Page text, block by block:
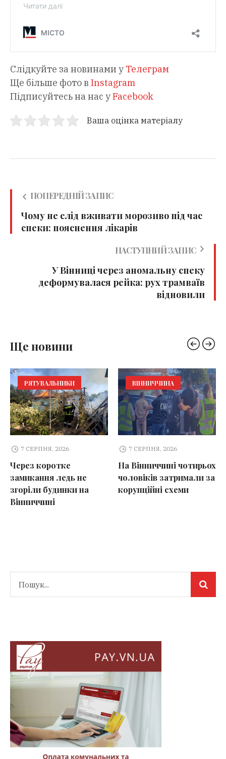
Слідкуйте за новинами у Телеграм
Ще більше фото в Instagram
Підписуйтесь на нас уFacebook
Ваша оцінка матеріалу
ПОПЕРЕДНІЙ ЗАПИС
Чому не слід вживати морозиво під час
спеки: пояснення лікарів
НАСТУПНИЙ ЗАПИС
У Вінниці через аномальну спеку
деформувалася рейка: рух трамваїв
відновили
Ще новини
РЯТУВАЛЬНИКИ
7 СЕРПНЯ, 2026
Через коротке
замикання ледь не
згоріли будинки на
Вінниччині
ВІННИЧЧИНА
7 СЕРПНЯ, 2026
На Вінниччині чотирьох
чоловіків затримали за
корупційні схеми